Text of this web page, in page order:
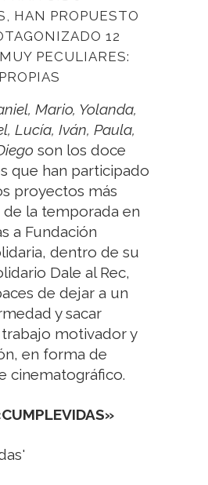
HAN PROPUESTO
12
PECULIARES:
Mario, Yolanda,
Lucía, Iván, Paula,
son los doce
que han participado
proyectos más
la temporada en
a Fundación
dentro de su
Dale al Rec,
de dejar a un
y sacar
motivador y
en forma de
cinematográfico.